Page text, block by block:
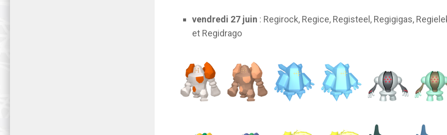
vendredi 27 juin : Regirock, Regice, Registeel, Regigigas,
et Regidrago